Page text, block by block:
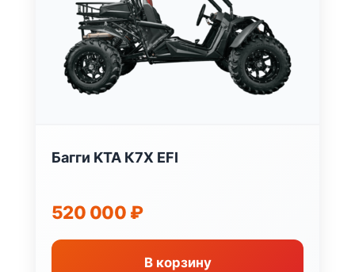
Багги KTA К7X EFI
520 000 ₽
В корзину